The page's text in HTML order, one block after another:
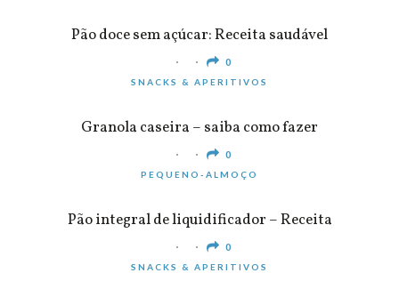
Pão doce sem açúcar: Receita saudável
0
SNACKS & APERITIVOS
Granola caseira – saiba como fazer
0
PEQUENO-ALMOÇO
Pão integral de liquidificador – Receita
0
SNACKS & APERITIVOS